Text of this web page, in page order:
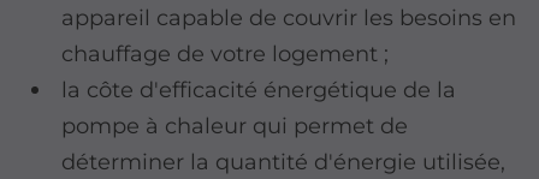
appareil capable de couvrir les besoins en
chauffage de votre logement ;
la côte d'efficacité énergétique de la
pompe à chaleur qui permet de
déterminer la quantité d'énergie utilisée,